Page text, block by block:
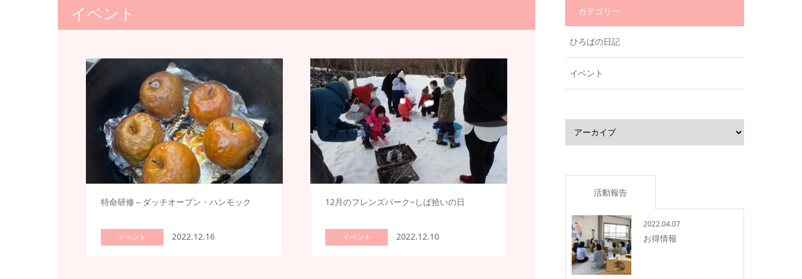
イベント
特命研修～ダッチオーブン・ハンモック
イベント 2022.12.16
12月のフレンズパーク~しば拾いの日
イベント 2022.12.10
カテゴリー
ひろばの日記
イベント
活動報告
2022.04.07
お得情報